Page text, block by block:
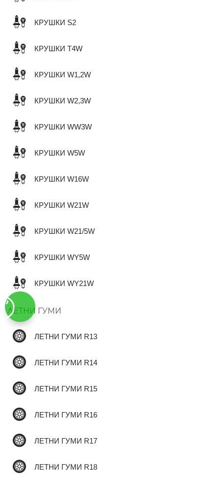
✆
КРУШКИ S2
КРУШКИ T4W
КРУШКИ W1,2W
КРУШКИ W2,3W
КРУШКИ WW3W
КРУШКИ W5W
КРУШКИ W16W
КРУШКИ W21W
КРУШКИ W21/5W
КРУШКИ WY5W
КРУШКИ WY21W
ЛЕТНИ ГУМИ
ЛЕТНИ ГУМИ R13
ЛЕТНИ ГУМИ R14
ЛЕТНИ ГУМИ R15
ЛЕТНИ ГУМИ R16
ЛЕТНИ ГУМИ R17
ЛЕТНИ ГУМИ R18